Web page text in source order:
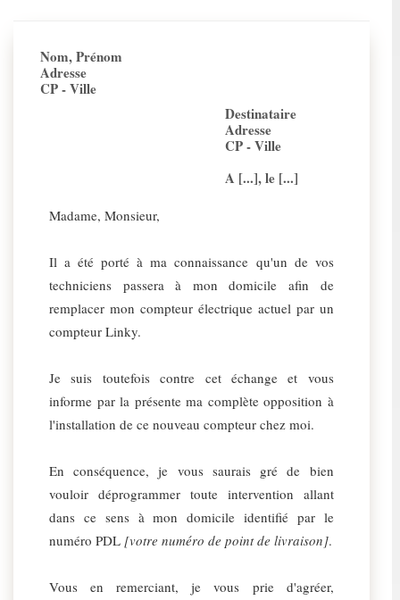
Nom, Prénom
Adresse
CP - Ville
Destinataire
Adresse
CP - Ville
A [...], le [...]
Madame, Monsieur,
Il a été porté à ma connaissance qu'un de vos
techniciens passera à mon domicile afin de
remplacer mon compteur électrique actuel par un
compteur Linky.
Je suis toutefois contre cet échange et vous
informe par la présente ma complète opposition à
l'installation de ce nouveau compteur chez moi.
En conséquence, je vous saurais gré de bien
vouloir déprogrammer toute intervention allant
dans ce sens à mon domicile identifié par le
numéro PDL [votre numéro de point de livraison].
Vous en remerciant, je vous prie d'agréer,